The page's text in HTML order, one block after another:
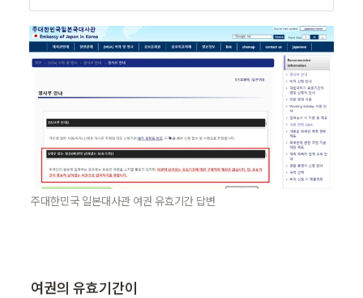
주대한민국 일본대사관 여권 유효기간 답변
여권의 유효기간이